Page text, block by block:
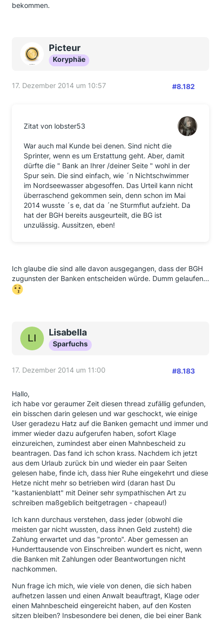
bekommen.
Picteur
Koryphäe
17. Dezember 2014 um 10:57 #8.182
Zitat von lobster53
War auch mal Kunde bei denen. Sind nicht die
Sprinter, wenn es um Erstattung geht. Aber, damit
dürfte die " Bank an Ihrer /deiner Seite " wohl in der
Spur sein. Die sind einfach, wie ´n Nichtschwimmer
im Nordseewasser abgesoffen. Das Urteil kann nicht
überraschend gekommen sein, denn schon im Mai
2014 wusste ´s e, dat da ´ne Sturmflut aufzieht. Da
hat der BGH bereits ausgeurteilt, die BG ist
unzulässig. Aussitzen, eben!
Ich glaube die sind alle davon ausgegangen, dass der BGH
zugunsten der Banken entscheiden würde. Dumm gelaufen...
Lisabella
Sparfuchs
17. Dezember 2014 um 11:00 #8.183
Hallo,
ich habe vor geraumer Zeit diesen thread zufällig gefunden,
ein bisschen darin gelesen und war geschockt, wie einige
User geradezu Hatz auf die Banken gemacht und immer und
immer wieder dazu aufgerufen haben, sofort Klage
einzureichen, zumindest aber einen Mahnbescheid zu
beantragen. Das fand ich schon krass. Nachdem ich jetzt
aus dem Urlaub zurück bin und wieder ein paar Seiten
gelesen habe, finde ich, dass hier Ruhe eingekehrt und diese
Hetze nicht mehr so betrieben wird (daran hast Du
"kastanienblatt" mit Deiner sehr sympathischen Art zu
schreiben maßgeblich beitgetragen - chapeau!)
Ich kann durchaus verstehen, dass jeder (obwohl die
meisten gar nicht wussten, dass ihnen Geld zusteht) die
Zahlung erwartet und das "pronto". Aber gemessen an
Hunderttausende von Einschreiben wundert es nicht, wenn
die Banken mit Zahlungen oder Beantwortungen nicht
nachkommen.
Nun frage ich mich, wie viele von denen, die sich haben
aufhetzen lassen und einen Anwalt beauftragt, Klage oder
einen Mahnbescheid eingereicht haben, auf den Kosten
sitzen bleiben? Insbesondere bei denen, die bei einer Bank